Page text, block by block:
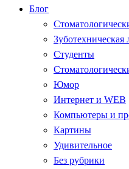
Блог
Зуботехническая
Студенты
Юмор
Интернет и WEB
Компьютеры и
Картины
Удивительное
Без рубрики